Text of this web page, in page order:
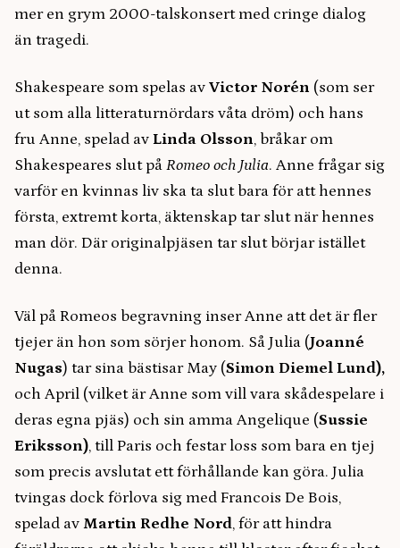
mer en grym 2000-talskonsert med cringe dialog
än tragedi.
Shakespeare som spelas av Victor Norén (som ser
ut som alla litteraturnördars våta dröm) och hans
fru Anne, spelad av Linda Olsson, bråkar om
Shakespeares slut på Romeo och Julia. Anne frågar sig
varför en kvinnas liv ska ta slut bara för att hennes
första, extremt korta, äktenskap tar slut när hennes
man dör. Där originalpjäsen tar slut börjar istället
denna.
Väl på Romeos begravning inser Anne att det är fler
tjejer än hon som sörjer honom. Så Julia (Joanné
Nugas) tar sina bästisar May (Simon Diemel Lund),
och April (vilket är Anne som vill vara skådespelare i
deras egna pjäs) och sin amma Angelique (Sussie
Eriksson), till Paris och festar loss som bara en tjej
som precis avslutat ett förhållande kan göra. Julia
tvingas dock förlova sig med Francois De Bois,
spelad av Martin Redhe Nord, för att hindra